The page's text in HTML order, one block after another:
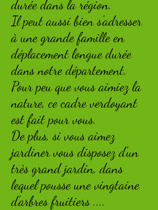
durée dans la région.
Il peut aussi bien s'adresser
à une grande famille en
déplacement longue durée
dans notre département.
Pour peu que vous aimiez la
nature, ce cadre verdoyant
est fait pour vous.
De plus, si vous aimez
jardiner vous disposez d'un
très grand jardin, dans
lequel pousse une vingtaine
d'arbres fruitiers ....